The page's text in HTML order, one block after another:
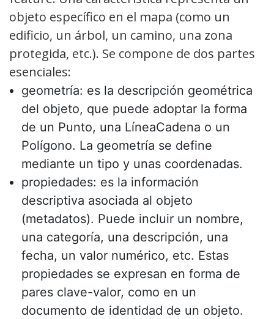
objeto específico en el mapa (como un
edificio, un árbol, un camino, una zona
protegida, etc.). Se compone de dos partes
esenciales:
geometría: es la descripción geométrica
del objeto, que puede adoptar la forma
de un Punto, una LíneaCadena o un
Polígono. La geometría se define
mediante un tipo y unas coordenadas.
propiedades: es la información
descriptiva asociada al objeto
(metadatos). Puede incluir un nombre,
una categoría, una descripción, una
fecha, un valor numérico, etc. Estas
propiedades se expresan en forma de
pares clave-valor, como en un
documento de identidad de un objeto.